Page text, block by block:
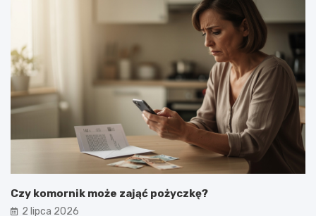
Czy komornik może zająć pożyczkę?
2 lipca 2026